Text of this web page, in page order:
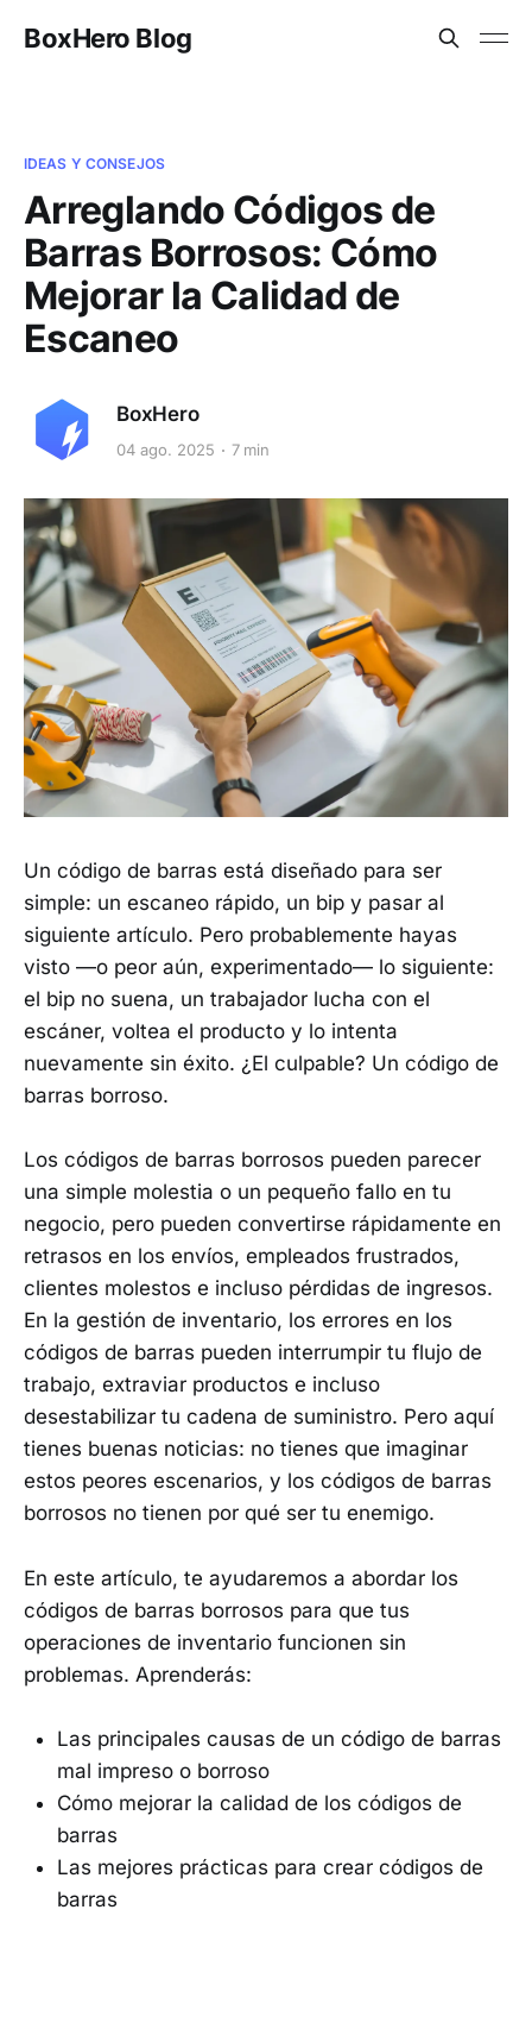
BoxHero Blog
IDEAS Y CONSEJOS
Arreglando Códigos de
Barras Borrosos: Cómo
Mejorar la Calidad de
Escaneo
BoxHero
04 ago. 2025 7 min
Un código de barras está diseñado para ser
simple: un escaneo rápido, un bip y pasar al
siguiente artículo. Pero probablemente hayas
visto —o peor aún, experimentado— lo siguiente:
el bip no suena, un trabajador lucha con el
escáner, voltea el producto y lo intenta
nuevamente sin éxito. ¿El culpable? Un código de
barras borroso.
Los códigos de barras borrosos pueden parecer
una simple molestia o un pequeño fallo en tu
negocio, pero pueden convertirse rápidamente en
retrasos en los envíos, empleados frustrados,
clientes molestos e incluso pérdidas de ingresos.
En la gestión de inventario, los errores en los
códigos de barras pueden interrumpir tu flujo de
trabajo, extraviar productos e incluso
desestabilizar tu cadena de suministro. Pero aquí
tienes buenas noticias: no tienes que imaginar
estos peores escenarios, y los códigos de barras
borrosos no tienen por qué ser tu enemigo.
En este artículo, te ayudaremos a abordar los
códigos de barras borrosos para que tus
operaciones de inventario funcionen sin
problemas. Aprenderás:
Las principales causas de un código de barras
mal impreso o borroso
Cómo mejorar la calidad de los códigos de
barras
Las mejores prácticas para crear códigos de
barras